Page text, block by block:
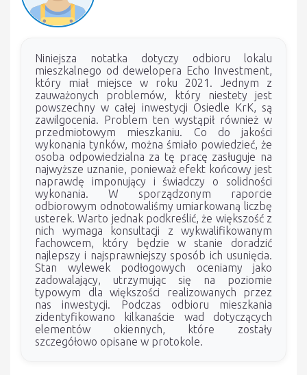
Niniejsza notatka dotyczy odbioru lokalu
mieszkalnego od dewelopera Echo Investment,
który miał miejsce w roku 2021. Jednym z
zauważonych problemów, który niestety jest
powszechny w całej inwestycji Osiedle KrK, są
zawilgocenia. Problem ten wystąpił również w
przedmiotowym mieszkaniu. Co do jakości
wykonania tynków, można śmiało powiedzieć, że
osoba odpowiedzialna za tę pracę zasługuje na
najwyższe uznanie, ponieważ efekt końcowy jest
naprawdę imponujący i świadczy o solidności
wykonania. W sporządzonym raporcie
odbiorowym odnotowaliśmy umiarkowaną liczbę
usterek. Warto jednak podkreślić, że większość z
nich wymaga konsultacji z wykwalifikowanym
fachowcem, który będzie w stanie doradzić
najlepszy i najsprawniejszy sposób ich usunięcia.
Stan wylewek podłogowych oceniamy jako
zadowalający, utrzymując się na poziomie
typowym dla większości realizowanych przez
nas inwestycji. Podczas odbioru mieszkania
zidentyfikowano kilkanaście wad dotyczących
elementów okiennych, które zostały
szczegółowo opisane w protokole.